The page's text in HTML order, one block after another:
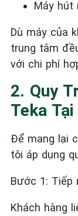
Máy hút
Dù máy của
trung tâm
với chi phí
2. Quy
Teka
Để mang lại
tôi áp dụng
Bước 1: Tiếp
Khách hàng